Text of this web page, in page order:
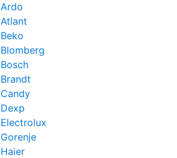
Ardo
Atlant
Beko
Blomberg
Bosch
Brandt
Candy
Dexp
Electrolux
Gorenje
Haier